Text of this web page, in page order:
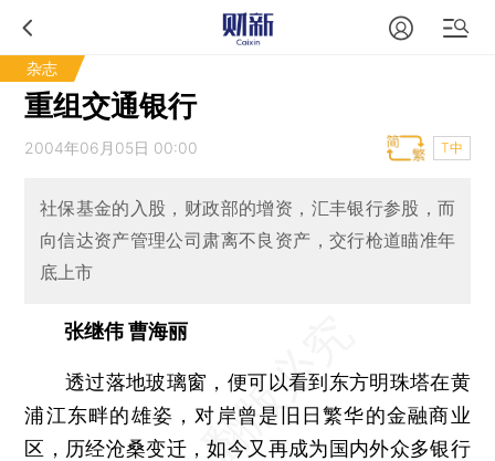
杂志
重组交通银行
2004年06月05日 00:00 T中
社保基金的入股，财政部的增资，汇丰银行参股，而
向信达资产管理公司肃离不良资产，交行枪道瞄准年
底上市
张继伟 曹海丽
透过落地玻璃窗，便可以看到东方明珠塔在黄
浦江东畔的雄姿，对岸曾是旧日繁华的金融商业
区，历经沧桑变迁，如今又再成为国内外众多银行